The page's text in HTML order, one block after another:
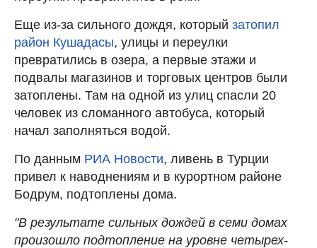
Еще из-за сильного дождя, который затопил
район Кушадасы, улицы и переулки
превратились в озера, а первые этажи и
подвалы магазинов и торговых центров были
затоплены. Там на одной из улиц спасли 20
человек из сломанного автобуса, который
начал заполняться водой.
По данным РИА Новости, ливень в Турции
привел к наводнениям и в курортном районе
Бодрум, подтоплены дома.
"В результате сильных дождей в семи домах
произошло подтопление на уровне четырех-